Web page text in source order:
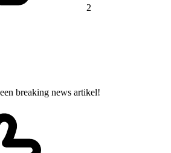
2
breaking news artikel!